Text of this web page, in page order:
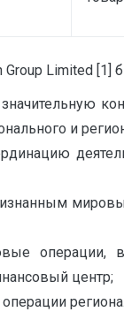
Group Limited
и
центр;